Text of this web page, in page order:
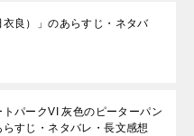
衣良）」のあらすじ・ネタバ
トパークVI 灰色のピーターパン
らすじ・ネタバレ・長文感想